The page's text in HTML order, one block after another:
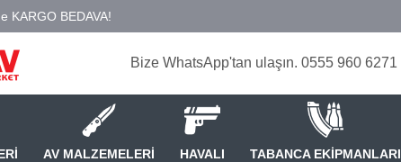
Bize WhatsApp'tan ulaşın. 0555 960 6271
AV MALZEMELERİ HAVALI TABANCA EKİPMANLARI